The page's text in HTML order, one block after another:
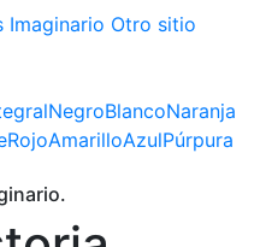
Imaginario Otro sitio
NegroBlancoNaranja
RojoAmarilloAzulPúrpura